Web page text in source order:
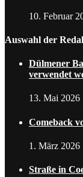
10. Februar
Auswahl der
Dülmener
verwendet
13. Mai 2026
Comeback
1. März 2026
Straße in